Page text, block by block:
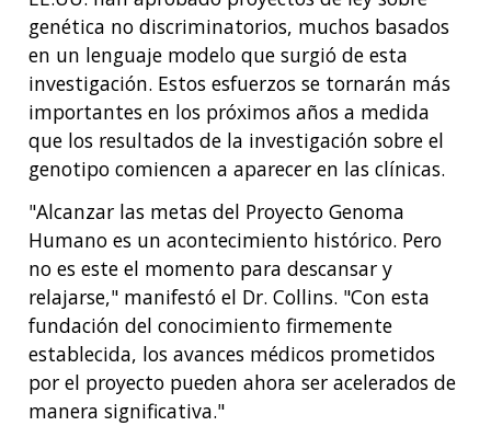
genética no discriminatorios, muchos basados
en un lenguaje modelo que surgió de esta
investigación. Estos esfuerzos se tornarán más
importantes en los próximos años a medida
que los resultados de la investigación sobre el
genotipo comiencen a aparecer en las clínicas.
"Alcanzar las metas del Proyecto Genoma
Humano es un acontecimiento histórico. Pero
no es este el momento para descansar y
relajarse," manifestó el Dr. Collins. "Con esta
fundación del conocimiento firmemente
establecida, los avances médicos prometidos
por el proyecto pueden ahora ser acelerados de
manera significativa."